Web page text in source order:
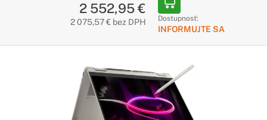
2 552,95 €
2 075,57 € bez DPH Dostupnosť:
INFORMUJTE SA